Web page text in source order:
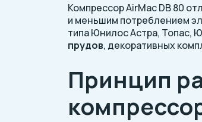
Компрессор AirMac DB 80
и меньшим потреблением
типа Юнилос Астра, Топас,
прудов, декоративных
Принцип